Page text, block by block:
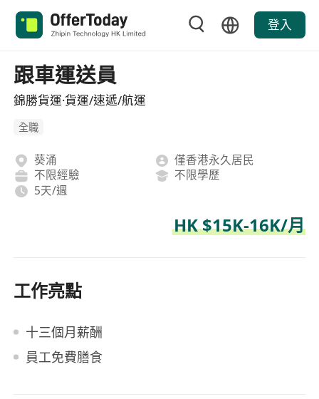
登入
跟車運送員
錦勝貨運·貨運/速遞/航運
全職
葵涌
僅香港永久居民
不限經驗
不限學歷
5天/週
HK $15K-16K/月
工作亮點
十三個月薪酬
員工免費膳食